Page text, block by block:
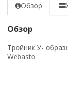
Обзор
Обзор
Тройник У-
Webasto